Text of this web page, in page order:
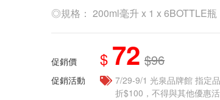
◎規格： 200ml毫升 x 1 x 6BOTTLE瓶
促銷價 $ 72 $96
促銷活動
7/29-9/1 光泉品牌館 指定
折$100，不得與其他優惠